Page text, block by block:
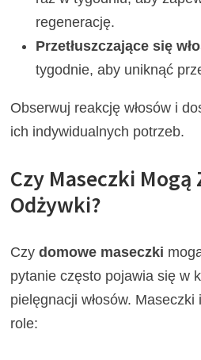
regenerację.
Przetłuszczające się
tygodnie, aby uniknąć
Obserwuj reakcję włosów i
ich indywidualnych potrzeb.
Czy Maseczki Mogą
Odżywki?
Czydomowe maseczki
pytanie często pojawia się w
pielęgnacji włosów. Maseczki
role: